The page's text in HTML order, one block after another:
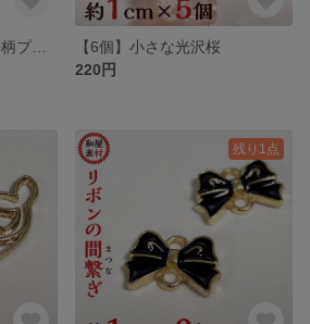
【2個】（ドット）派手柄プレート
【6個】小さな光沢桜
220円
残り1点